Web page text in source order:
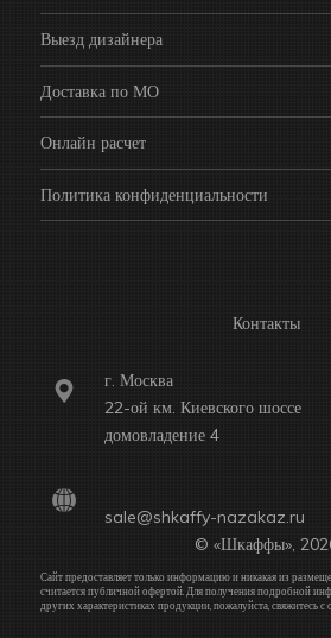
Выезд дизайнера
Доставка по МО
Онлайн расчет
Политика конфиденциальности
Контакты
г. Москва
22-ой км. Киевского шоссе
домовладение 4
sale@shkaffy-nazakaz.ru
© «Шкаффы»,
Сайт предоставляет только информацию и никакая из
считается публичной офертой. Для получения подробной
других характеристиках продукции, пожалуйста, свяжитесь